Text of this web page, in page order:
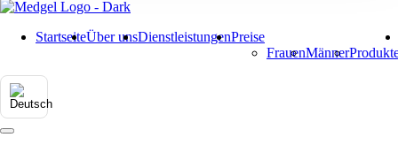
StartseiteÜber unsDienstleistungenPreise
FrauenMänner